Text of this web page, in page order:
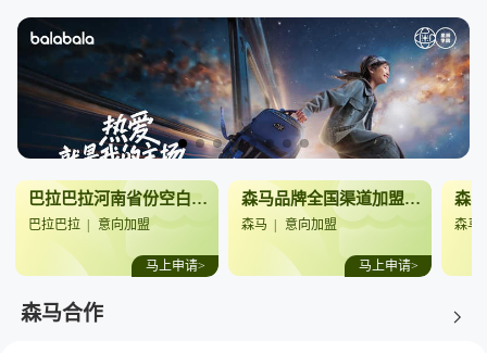
巴拉巴拉河南省份空白市场招商火热启动
巴拉巴拉 意向加盟
马上申请>
森马品牌全国渠道加盟合作
森马 意向加盟
马上申请>
森马
森马合作